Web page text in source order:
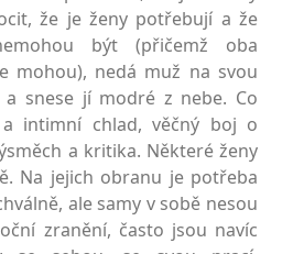
že je ženy potřebují a že
být (přičemž oba
mohou), nedá muž na svou
snese jí modré z nebe. Co
intimní chlad, věčný boj o
a kritika. Některé ženy
Na jejich obranu je potřeba
ale samy v sobě nesou
zranění, často jsou navíc